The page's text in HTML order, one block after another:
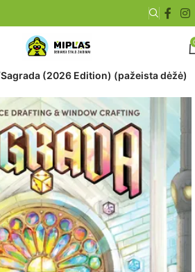
Sagrada (2026 Edition) (pažeista dėžė)